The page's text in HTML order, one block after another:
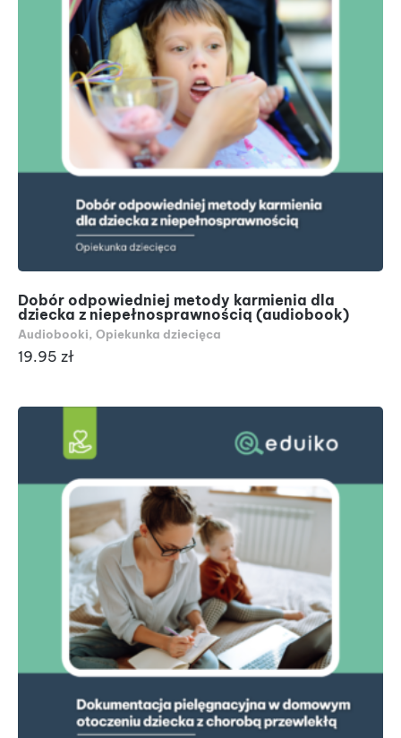
Dobór odpowiedniej metody karmienia dla
dziecka z niepełnosprawnością (audiobook)
Audiobooki, Opiekunka dziecięca
19.95 zł